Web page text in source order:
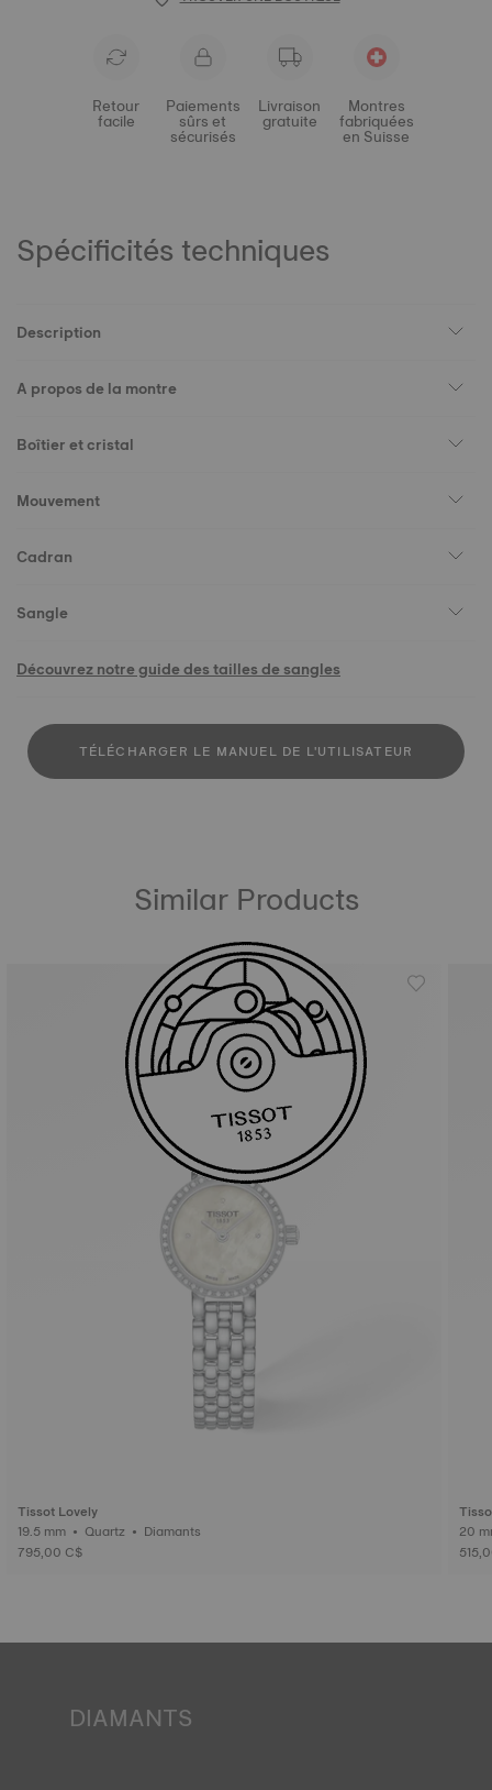
Retour
facile
Paiements
sûrs et
sécurisés
Livraison
gratuite
Montres
fabriquées
en Suisse
Spécificités techniques
Description
A propos de la montre
Boîtier et cristal
Mouvement
Cadran
Sangle
Découvrez notre guide des tailles de sangles
TÉLÉCHARGER LE MANUEL DE L'UTILISATEUR
Similar Products
Tissot Lovely
19.5 mm • Quartz • Diamants
795,00 C$
DIAMANTS